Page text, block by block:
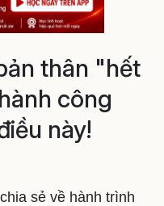
thân "hết
công
này!
sẻ về hành trình